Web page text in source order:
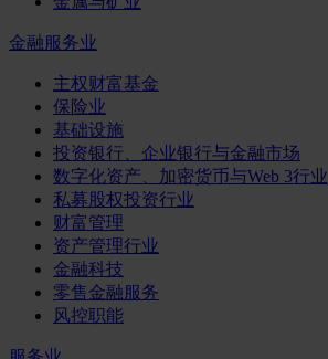
金融服务业
主权财富基金
保险业
基础设施
投资银行、企业银行与金融市场
数字化资产、加密货币与Web 3行业
私募股权投资行业
财富管理
资产管理行业
金融科技
零售金融服务
风控职能